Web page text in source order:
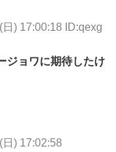
日) 17:00:18 ID:qexg
ジョワに期待したけ
) 17:02:58